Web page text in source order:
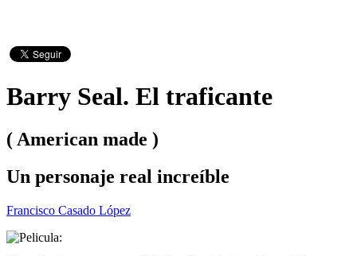
Barry Seal. El traficante
( American made )
Un personaje real increíble
Francisco Casado López